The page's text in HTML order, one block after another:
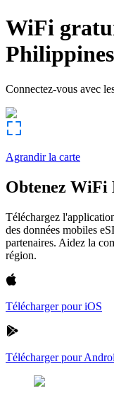
WiFi
Philippines
Connectez-vous avec
Agrandir la carte
Obtenez WiFi
Téléchargez
des données mobiles
partenaires. Aidez la
région.
Télécharger pour iOS
Télécharger pour